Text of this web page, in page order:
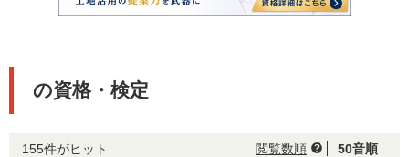
の資格・検定
155件がヒット 閲覧数順 help 50音順